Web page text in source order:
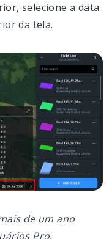
selecione a data
da tela.
de um ano
Pro.